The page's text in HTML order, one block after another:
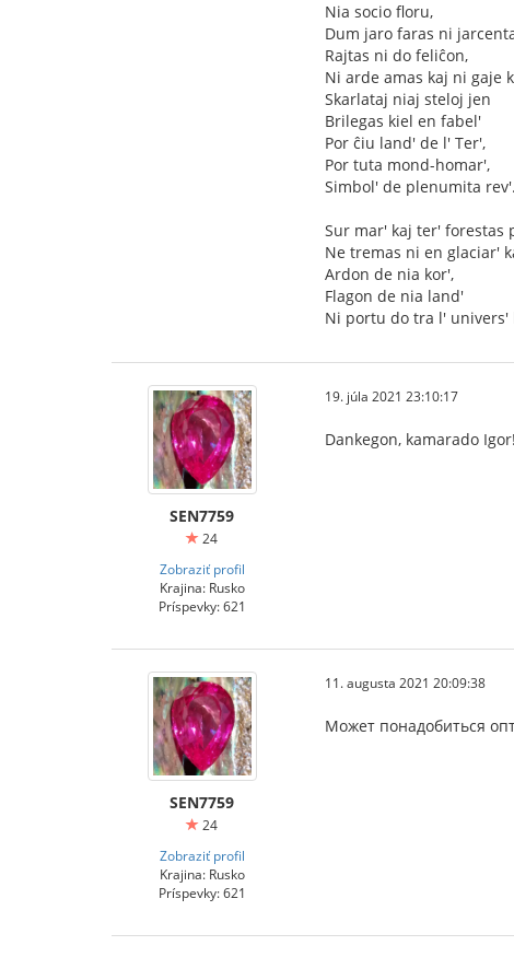
Nia socio floru,
Dum jaro faras ni
Rajtas ni do feliĉon,
Ni arde amas kaj ni gaje
Skarlataj niaj steloj jen
Brilegas kiel en fabel'
Por ĉiu land' de l' Ter',
Por tuta mond-homar',
Simbol' de plenumita rev'.
Sur mar' kaj ter' forestas
Ne tremas ni en glaciar'
Ardon de nia kor',
Flagon de nia land'
Ni portu do tra l' univers'
SEN7759
24
Zobraziť profil
Krajina: Rusko
Príspevky: 621
19. júla 2021 23:10:17
Dankegon, kamarado Igor!
SEN7759
24
Zobraziť profil
Krajina: Rusko
Príspevky: 621
11. augusta 2021 20:09:38
Может понадобиться